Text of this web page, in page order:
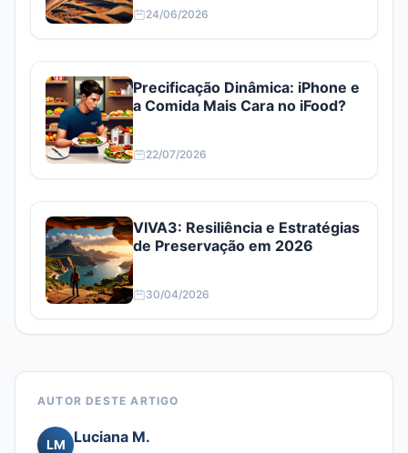
24/06/2026
Precificação Dinâmica: iPhone e
a Comida Mais Cara no iFood?
22/07/2026
VIVA3: Resiliência e Estratégias
de Preservação em 2026
30/04/2026
AUTOR DESTE ARTIGO
LM Luciana M.